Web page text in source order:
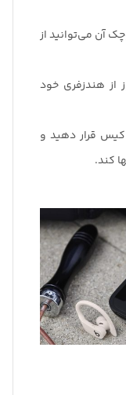
آن می‌توانید از
از هندزفری خود
قرار دهید و
کند.